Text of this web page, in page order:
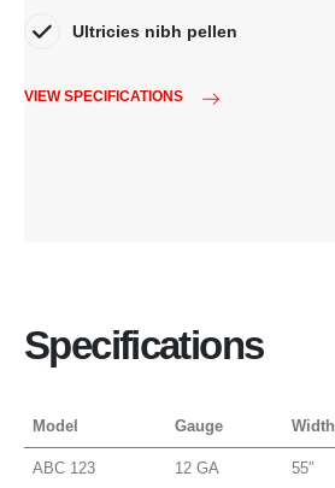
Ultricies nibh pellen
VIEW SPECIFICATIONS
Specifications
Model Gauge Width
ABC 123 12 GA 55″